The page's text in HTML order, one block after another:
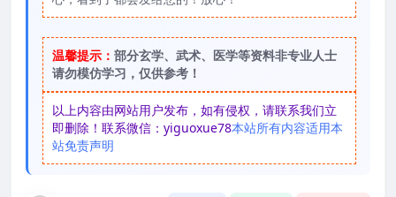
温馨提示： 部分玄学、武术、医学等资料非专业人士
请勿模仿学习，仅供参考！
以上内容由网站用户发布，如有侵权，请联系我们立
即删除！联系微信：yiguoxue78本站所有内容适用本
站免责声明